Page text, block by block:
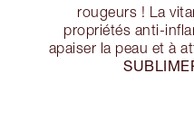
rougeurs ! La
propriétés anti-
apaiser la peau et à